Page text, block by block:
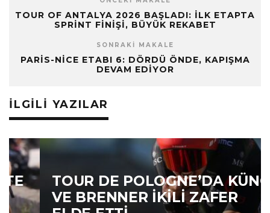
TOUR OF ANTALYA 2026 BAŞLADI: İLK ETAPTA
SPRINT FINIŞI, BÜYÜK REKABET
SONRAKI MAKALE
PARIS-NICE ETABI 6: DÖRDÜ ÖNDE, KAPIŞMA
DEVAM EDIYOR
İLGILI YAZILAR
TOUR DE POLOGNE’DA KÜNG
VE BRENNER İKILI ZAFER